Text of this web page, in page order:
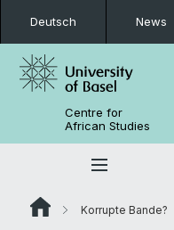
Deutsch News
Centre for
African Studies
Korrupte Bande?